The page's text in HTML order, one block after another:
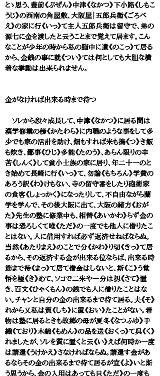
とゝ思う、豊前《ぶぜん》中津《なかつ》下小路《しもこ
うじ》の西南の角屋敷、大阪屋｜五郎兵衛《ごろべ
え》の家に行《いっ》て主人五郎兵衛は留守で、弟の
源七に金を渡したと云うことまで覚えて居ます。こん
なことが少年の時から私の脳中に遺《のこっ》て居る
から、金銭の事に就《つい》ては何としても大胆な横
着な挙動は出来られません。
金がなければ出来る時まで待つ
ソレから段々成長して、中津《なかつ》に居る間は
漢学修業の傍《かたわら》に内職のような事をして多
少でも家の活計を助け、畑もすれば米も搗《つ》き飯
も炊き、鄙事《ひじ》多能《たのう》、あらん限りの辛
苦《しんく》して貧小士族の家に居り、年二十一のと
き始めて長崎に行《いっ》て、勿論《もちろん》学費の
あろう訳《わ》けもない、寺の留守番をしたり砲術家
の食客《しょっかく》になったりして、不自由ながら蘭
学を学んで、その後大阪に出て、大阪の緒方《おが
た》先生の塾に修業中も、相替《あいかわ》らず金の
事は恐ろしくて唯《ただ》の一度でも他人に借りたこ
とはない。人に借用すれば必ず返済せねばならぬ。
当然《あたりまえ》のことで分《かわ》り切《きっ》て居
るから、その返済する金が出来る位ならば、出来る時
節まで待《まっ》て居て借金はしないと、斯《こ》う覚
悟を極《き》めて、ソコで二朱や一分は扨《さて》置
き、百文《ひゃくもん》の銭でも人に借りたことはな
い。チャンと自分の金の出来るまで待て居る。夫《そ》
れから又私は質《しち》に置《おい》たことがない。着
物は塾に居るときも故郷の母が夏冬《なつふゆ》手
織《ており》木綿《もめん》の品を送《おくっ》て呉《く》
れましたが、ソレを質に置くと云《い》えば何時か一度
は請還《うけかえ》さなければならぬ。請還す金があ
るならその金の出来るまで待て居るが宜《よ》いと斯
う思うから、金の入用はあっても只《ただ》の一度も